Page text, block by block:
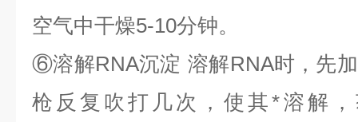
空气中干燥5-10分钟。
⑥溶解RNA沉淀 溶解RNA时，先
枪反复吹打几次，使其*溶解